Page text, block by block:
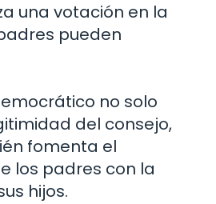
una votación en la
pueden
no solo
del consejo,
fomenta el
los padres con la
hijos.